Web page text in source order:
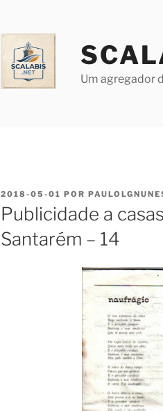
Um agregador
PUBLICADO
EM
2018-05-01 POR
Publicidade a
Santarém – 14